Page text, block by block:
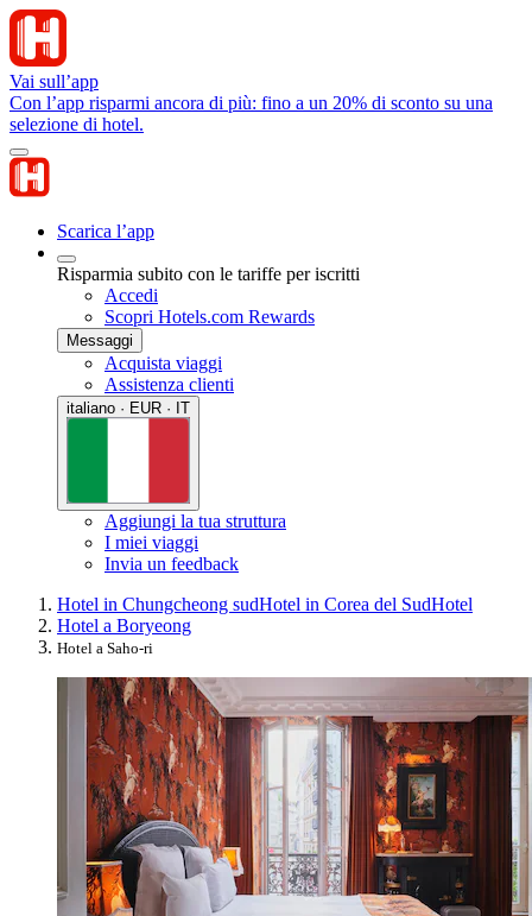
Vai sull’app
Con l’app risparmi ancora di più: fino a un 20% di sconto su una
selezione di hotel.
Scarica l’app
Risparmia subito con le tariffe per iscritti
Accedi
Scopri Hotels.com Rewards
Messaggi
Acquista viaggi
Assistenza clienti
italiano · EUR · IT
Aggiungi la tua struttura
I miei viaggi
Invia un feedback
Hotel in Chungcheong sudHotel in Corea del SudHotel
Hotel a Boryeong
Hotel a Saho-ri